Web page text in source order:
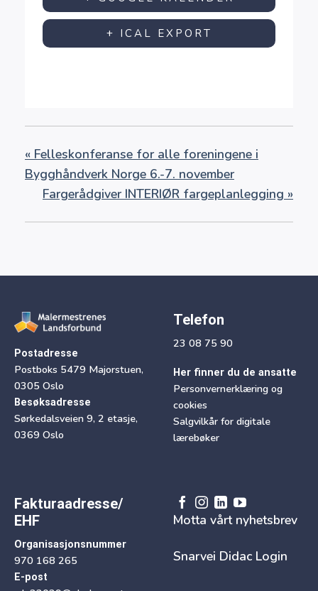
+ ICAL EXPORT
« Felleskonferanse for alle foreningene i
Bygghåndverk Norge 6.-7. november
Fargerådgiver INTERIØR fargeplanlegging »
Postadresse
Postboks 5479 Majorstuen,
0305 Oslo
Besøksadresse
Sørkedalsveien 9, 2 etasje,
0369 Oslo
Telefon
23 08 75 90
Her finner du de ansatte
Personvernerklæring og
cookies
Salgvilkår for digitale
lærebøker
Fakturaadresse/
EHF
Organisasjonsnummer
970 168 265
E-post
Motta vårt nyhetsbrev
Snarvei Didac Login